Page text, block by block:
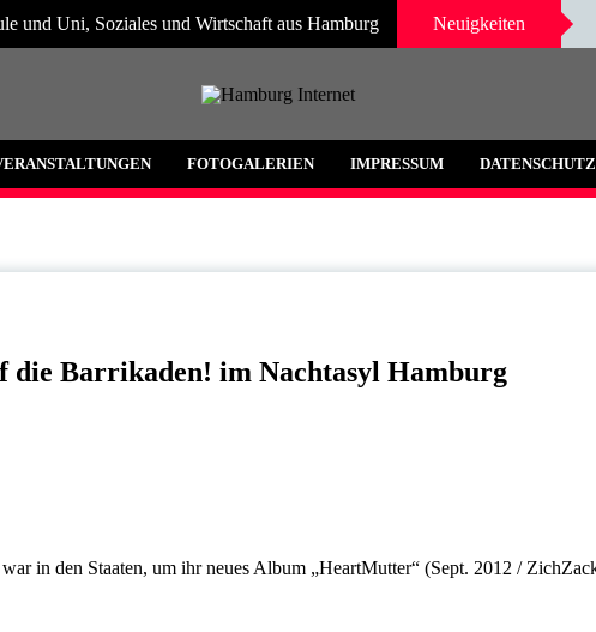
und Uni, Soziales und Wirtschaft aus Hamburg Neuigkeiten
und Umgebung
FOTOGALERIEN IMPRESSUM DATENSCHUTZ
Barrikaden! im Nachtasyl Hamburg
in den Staaten, um ihr neues Album „HeartMutter“ (Sept. 2012 /